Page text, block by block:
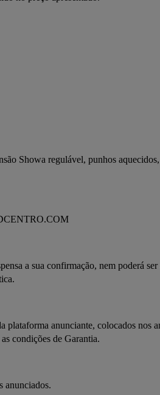
Showa regulável, punhos
a sua confirmação, nem poderá
plataforma anunciante, colocados nos
condições de Garantia.
anunciados.